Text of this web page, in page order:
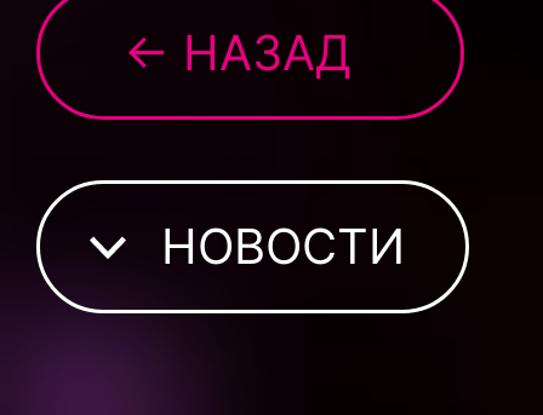
← НАЗАД
НОВОСТИ